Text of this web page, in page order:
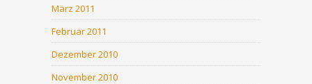
März 2011
Februar 2011
Dezember 2010
November 2010